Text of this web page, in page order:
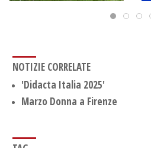
NOTIZIE CORRELATE
'Didacta Italia 2025'
Marzo Donna a Firenze